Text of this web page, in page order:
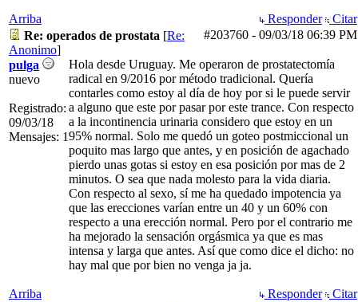
Arriba Responder
Citar
#203760 - 09/03/18 06:39 PM
Re: operados de prostata [Re:
Anonimo]
pulga
nuevo
Registrado:
09/03/18
Mensajes: 1
Hola desde Uruguay. Me operaron de prostatectomía
radical en 9/2016 por método tradicional. Quería
contarles como estoy al día de hoy por si le puede servir
a alguno que este por pasar por este trance. Con respecto
a la incontinencia urinaria considero que estoy en un
95% normal. Solo me quedó un goteo postmiccional un
poquito mas largo que antes, y en posición de agachado
pierdo unas gotas si estoy en esa posición por mas de 2
minutos. O sea que nada molesto para la vida diaria.
Con respecto al sexo, sí me ha quedado impotencia ya
que las erecciones varían entre un 40 y un 60% con
respecto a una erección normal. Pero por el contrario me
ha mejorado la sensación orgásmica ya que es mas
intensa y larga que antes. Así que como dice el dicho: no
hay mal que por bien no venga ja ja.
Arriba Responder
Citar